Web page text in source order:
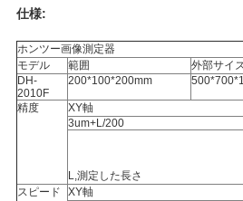
求
し
な
仕様:
ホンツー画像測定器
モデル
範囲 外部サイ
DH-
2010F
200*100*200mm
精度 XY軸
3um+L/200
L,測定した長さ
スピード
XY軸